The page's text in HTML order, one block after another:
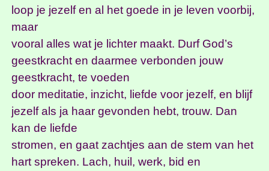
loop je jezelf en al het goede in je leven voorbij,
maar
vooral alles wat je lichter maakt. Durf God’s
geestkracht en daarmee verbonden jouw
geestkracht, te voeden
door meditatie, inzicht, liefde voor jezelf, en blijf
jezelf als ja haar gevonden hebt, trouw. Dan
kan de liefde
stromen, en gaat zachtjes aan de stem van het
hart spreken. Lach, huil, werk, bid en